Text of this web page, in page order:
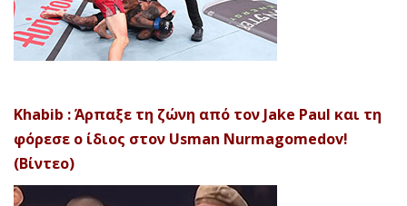
Khabib : Άρπαξε τη ζώνη από τον Jake Paul και τη
φόρεσε ο ίδιος στον Usman Nurmagomedov!
(Βίντεο)